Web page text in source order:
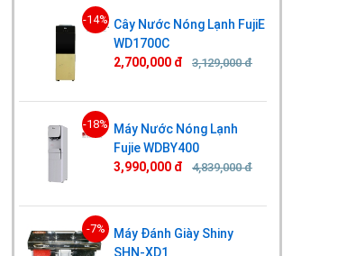
-14% Cây Nước Nóng Lạnh FujiE
WD1700C
2,700,000 đ
3,129,000 đ
-18% Máy Nước Nóng Lạnh
Fujie WDBY400
3,990,000 đ
4,839,000 đ
-7%
Máy Đánh Giày Shiny
SHN-XD1